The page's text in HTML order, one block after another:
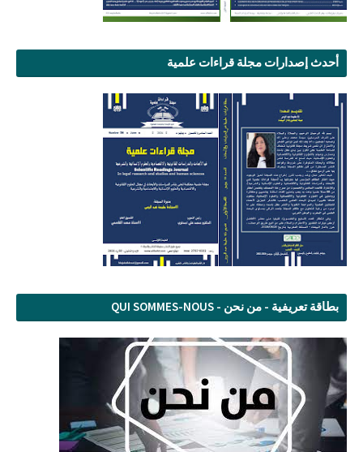
أحدث إصدارات مجلة قراءات علمية
بطاقة تعريفية - من نحن - QUI SOMMES-NOUS